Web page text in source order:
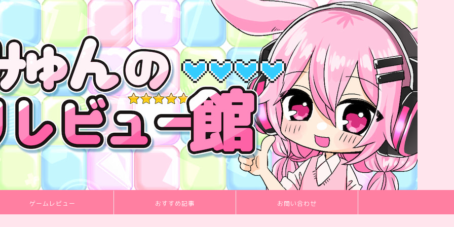
ゲームレビュー おすすめ記事 お問い合わせ